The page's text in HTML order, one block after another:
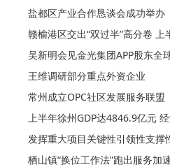
盐都区产业合作恳谈会成功举办
吴新明会见金光集团APP股东全
王维调研部分重点外资企业
常州成立OPC社区发展服务联盟
栖山镇“换位工作法”跑出服务加